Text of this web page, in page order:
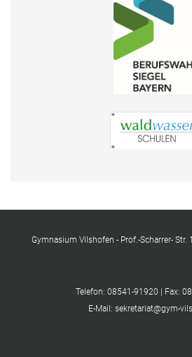
Gymnasium Vilshofen - Prof.-Scharrer- Str.
Telefon: 08541-91920 | Fax:
E-Mail: sekretariat@gym-